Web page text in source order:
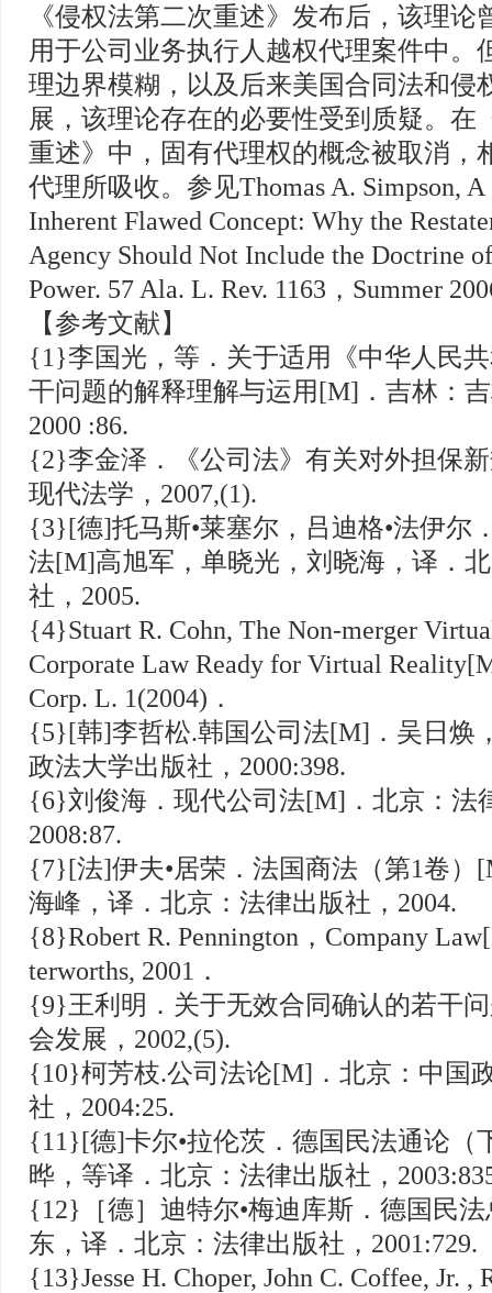
《侵权法第二次重述》发布后，该理论
用于公司业务执行人越权代理案件中。
理边界模糊，以及后来美国合同法和侵
展，该理论存在的必要性受到质疑。在
重述》中，固有代理权的概念被取消，
代理所吸收。参见Thomas A. Simpson, A
Inherent Flawed Concept: Why the
Agency Should Not Include the Doctrine
Power. 57 Ala. L. Rev. 1163，Summer
【参考文献】
{1}李国光，等．关于适用《中华人民
干问题的解释理解与运用[M]．吉林：
2000 :86.
{2}李金泽．《公司法》有关对外担保
现代法学，2007,(1).
{3}[德]托马斯•莱塞尔，吕迪格•法伊尔
法[M]高旭军，单晓光，刘晓海，译．
社，2005.
{4}Stuart R. Cohn, The Non-merger
Corporate Law Ready for Virtual
Corp. L. 1(2004)．
{5}[韩]李哲松.韩国公司法[M]．吴日焕
政法大学出版社，2000:398.
{6}刘俊海．现代公司法[M]．北京：法
2008:87.
{7}[法]伊夫•居荣．法国商法（第1卷）
海峰，译．北京：法律出版社，2004.
{8}Robert R. Pennington，Company
terworths, 2001．
{9}王利明．关于无效合同确认的若干
会发展，2002,(5).
{10}柯芳枝.公司法论[M]．北京：中国
社，2004:25.
{11}[德]卡尔•拉伦茨．德国民法通论（
晔，等译．北京：法律出版社，
{12}［德］迪特尔•梅迪库斯．德国民
东，译．北京：法律出版社，2001:729.
{13}Jesse H. Choper, John C. Coffee, Jr. ,